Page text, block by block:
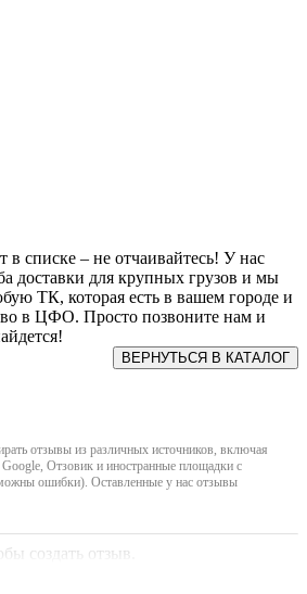
в списке – не отчаивайтесь! У нас
доставки для крупных грузов и мы
ТК, которая есть в вашем городе и
в ЦФО. Просто позвоните нам и
отзывы из различных источников, включая
Отзовик и иностранные площадки с
ошибки). Оставленные у нас отзывы
создать отзыв.